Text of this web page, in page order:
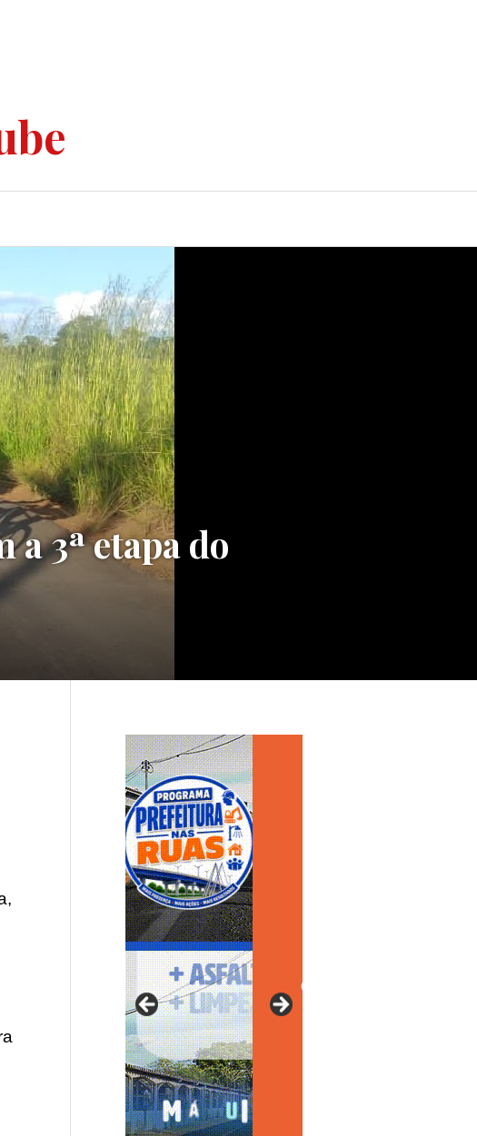
a 3ª etapa do